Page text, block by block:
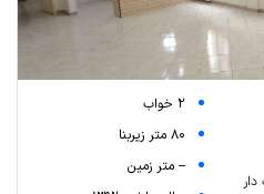
دار
2 خواب
80 متر زیربنا
-- متر زمین